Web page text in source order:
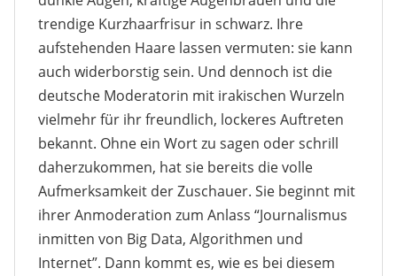
trendige Kurzhaarfrisur in schwarz. Ihre
aufstehenden Haare lassen vermuten: sie kann
auch widerborstig sein. Und dennoch ist die
deutsche Moderatorin mit irakischen Wurzeln
vielmehr für ihr freundlich, lockeres Auftreten
bekannt. Ohne ein Wort zu sagen oder schrill
daherzukommen, hat sie bereits die volle
Aufmerksamkeit der Zuschauer. Sie beginnt mit
ihrer Anmoderation zum Anlass “Journalismus
inmitten von Big Data, Algorithmen und
Internet”. Dann kommt es, wie es bei diesem